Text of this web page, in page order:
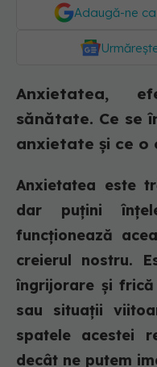
Adaugă-ne
Anxietatea,
sănătate. Ce se
anxietate și ce o
Anxietatea este
dar puțini
funcționează
creierul nostru.
îngrijorare și
sau situații
spatele acestei
decât ne putem